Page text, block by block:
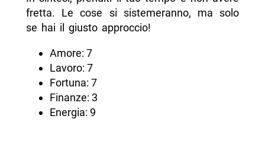
fretta. Le cose si sistemeranno, ma solo
se hai il giusto approccio!
Amore: 7
Lavoro: 7
Fortuna: 7
Finanze: 3
Energia: 9